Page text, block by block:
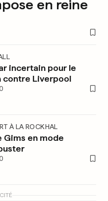
en reine
incertain pour le
contre Liverpool
À LA ROCKHAL
Gims en mode